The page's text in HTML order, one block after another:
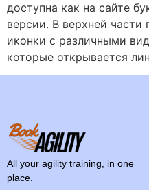
доступна как на сайте
версии. В верхней
иконки с различными
которые открывается
All your agility training, in one
place.